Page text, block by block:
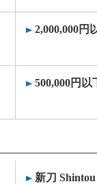
2,000,000円
500,000円以
新刀 Shintou